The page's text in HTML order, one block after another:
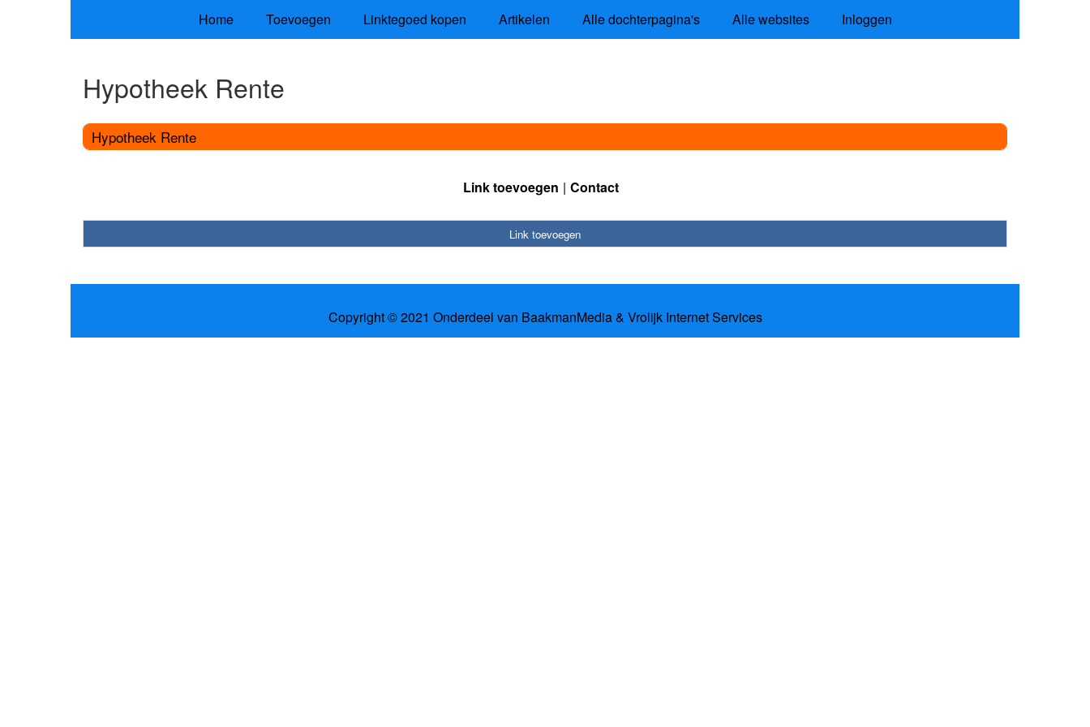
Home Toevoegen Linktegoed kopen Artikelen Alle dochterpagina's Alle websites Inloggen
Hypotheek Rente
Hypotheek Rente
Link toevoegen Contact
Link toevoegen
Copyright © 2021 Onderdeel van BaakmanMedia& Vrolijk Internet Services